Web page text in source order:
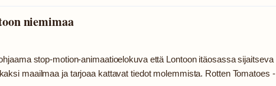
niemimaa
stop-motion-animaatioelokuva että Lontoon itäosassa sijaitseva
maailmaa ja tarjoaa kattavat tiedot molemmista. Rotten Tomatoes -